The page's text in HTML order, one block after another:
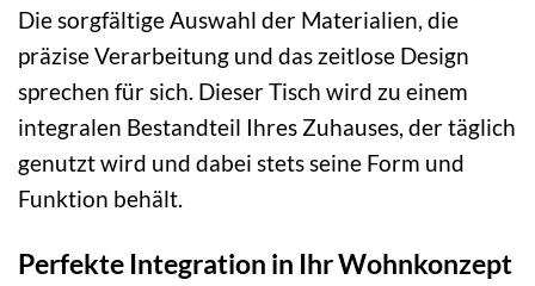
Die sorgfältige Auswahl der Materialien, die
präzise Verarbeitung und das zeitlose Design
sprechen für sich. Dieser Tisch wird zu einem
integralen Bestandteil Ihres Zuhauses, der täglich
genutzt wird und dabei stets seine Form und
Funktion behält.
Perfekte Integration in Ihr Wohnkonzept